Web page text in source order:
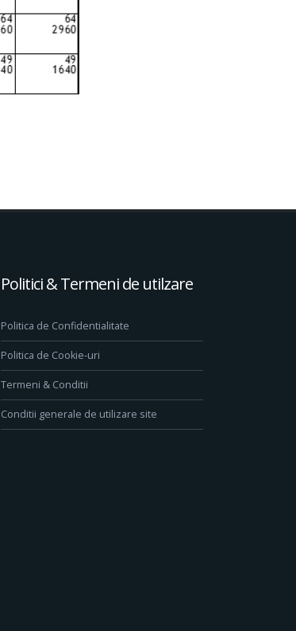
Politici & Termeni de utilzare
Politica de Confidentialitate
Politica de Cookie-uri
Termeni & Conditii
Conditii generale de utilizare site